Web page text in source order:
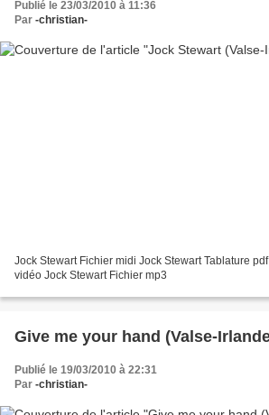
Publié le 23/03/2010 à 11:36
Par -christian-
Jock Stewart Fichier midi Jock Stewart Tablature
vidéo Jock Stewart Fichier mp3
Give me your hand (Valse-
Publié le 19/03/2010 à 22:31
Par -christian-